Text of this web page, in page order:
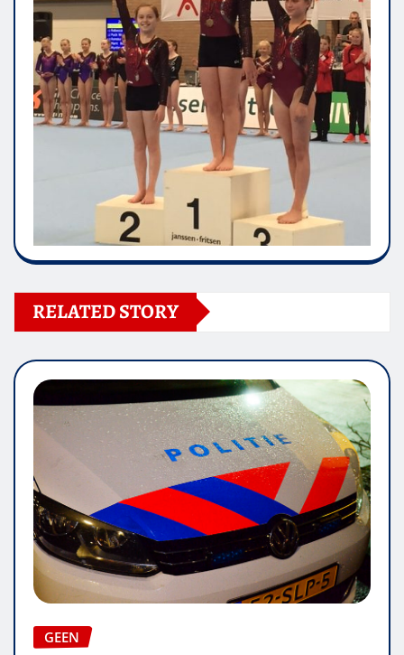
RELATED STORY
GEEN